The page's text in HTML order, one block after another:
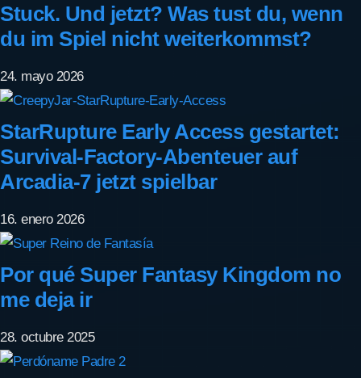
Stuck. Und jetzt? Was tust du, wenn
du im Spiel nicht weiterkommst?
24. mayo 2026
StarRupture Early Access gestartet:
Survival-Factory-Abenteuer auf
Arcadia-7 jetzt spielbar
16. enero 2026
Por qué Super Fantasy Kingdom no
me deja ir
28. octubre 2025